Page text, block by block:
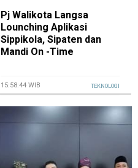
Pj Walikota Langsa
Lounching Aplikasi
Sippikola, Sipaten dan
Mandi On -Time
15:58:44 WIB TEKNOLOGI